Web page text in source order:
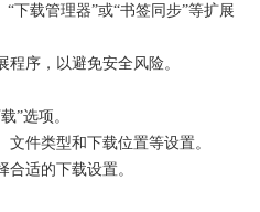
下载管理器”或“书签同步”等扩展
序，以避免安全风险。
”选项。
件类型和下载位置等设置。
适的下载设置。